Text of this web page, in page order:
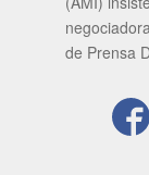
de Prensa